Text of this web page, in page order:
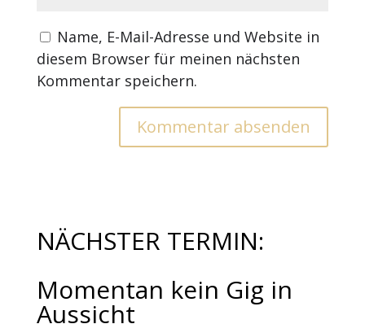
Name, E-Mail-Adresse und Website in
diesem Browser für meinen nächsten
Kommentar speichern.
NÄCHSTER TERMIN:
Momentan kein Gig in
Aussicht